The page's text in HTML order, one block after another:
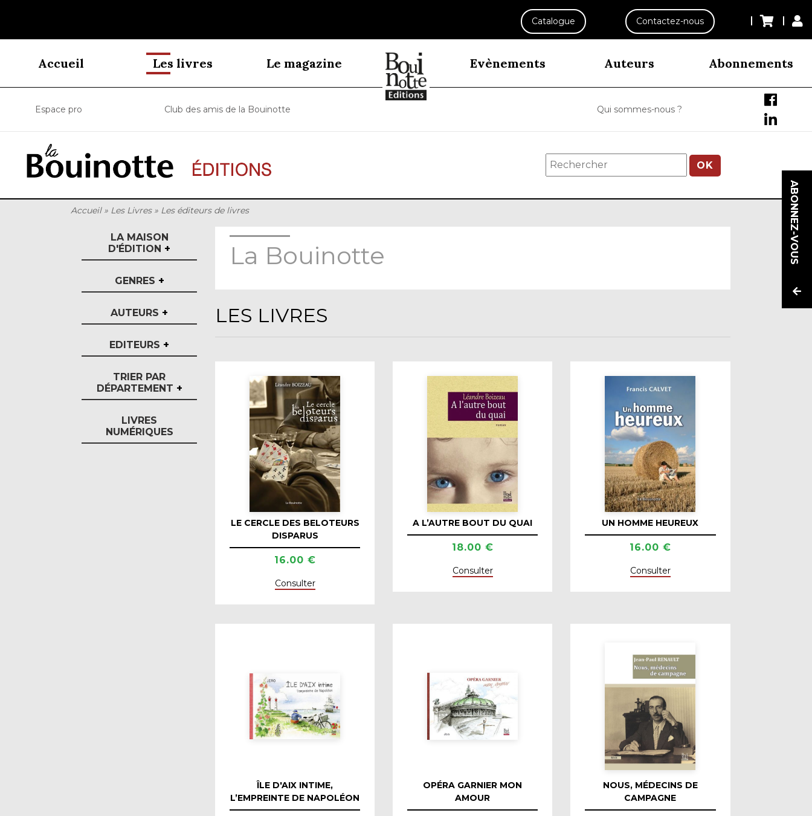
Catalogue Contactez-nous
Accueil Les livres Le magazine Evènements Auteurs Abonnements
Espace pro Club des amis de la Bouinotte Qui sommes-nous ?
OK
Accueil» Les Livres» Les éditeurs de livres ABONNEZ-VOUS
LA MAISON
D'ÉDITION +
GENRES +
AUTEURS +
EDITEURS +
TRIER PAR
DÉPARTEMENT +
LIVRES
NUMÉRIQUES
La Bouinotte
LES LIVRES
LE CERCLE DES BELOTEURS
DISPARUS
16.00 €
Consulter
A L’AUTRE BOUT DU QUAI
18.00 €
Consulter
UN HOMME HEUREUX
16.00 €
Consulter
ÎLE D'AIX INTIME,
L’EMPREINTE DE NAPOLÉON
OPÉRA GARNIER MON
AMOUR
NOUS, MÉDECINS DE
CAMPAGNE